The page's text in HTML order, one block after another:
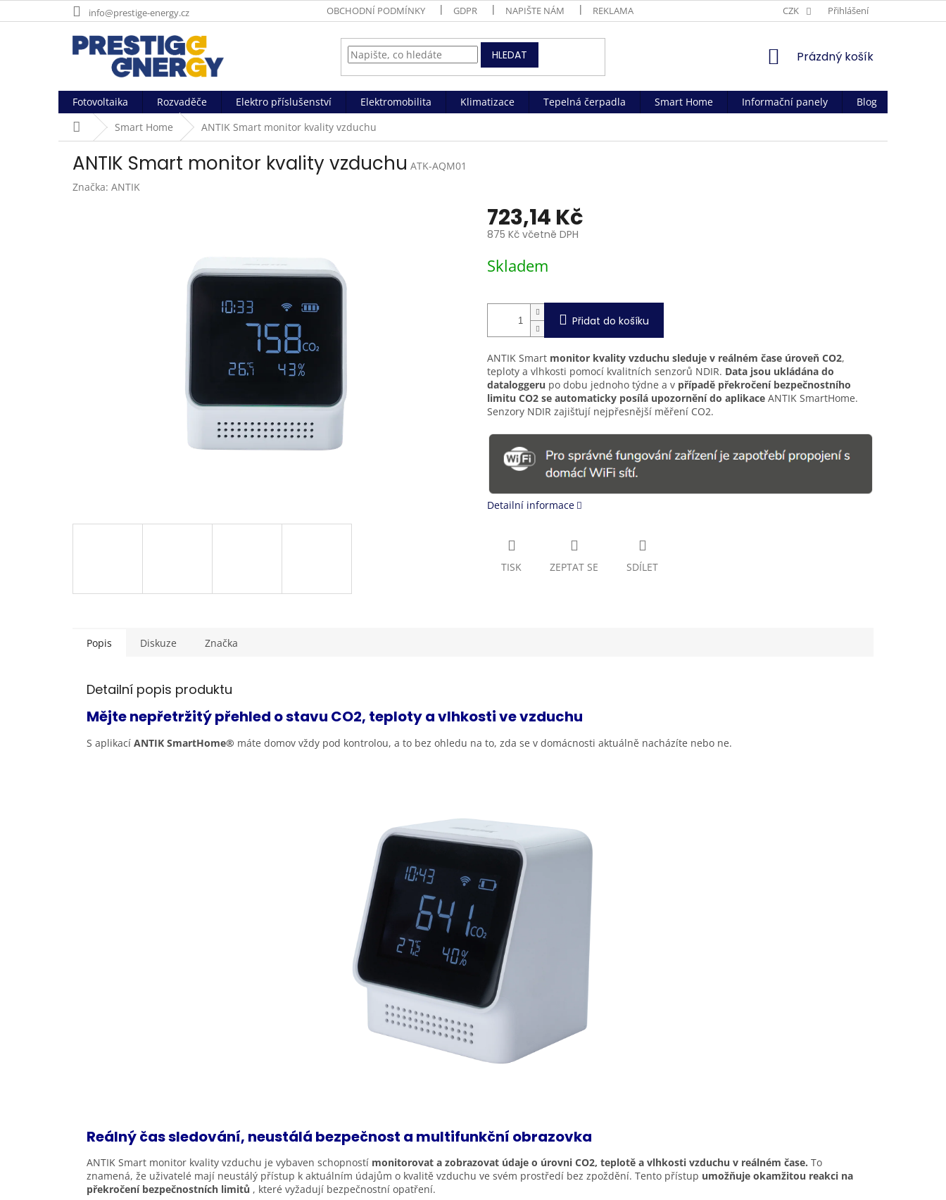
na
info@prestige-energy.cz OBCHODNÍ PODMÍNKY GDPR NAPIŠTE NÁM REKLAMAČNÍ PODMÍNKY CZK Přihlášení
HLEDAT
NÁKUPNÍ
Prázdný košík
Fotovoltaika Rozvaděče Elektro příslušenství Elektromobilita Klimatizace Tepelná čerpadla Smart Home Informační panely Blog
Domů Smart Home ANTIK Smart monitor kvality vzduchu
ANTIK Smart monitor kvality vzduchu ATK-AQM01
Značka: ANTIK
723,14 Kč
875 Kč včetně DPH
cena:
Skladem
Přidat do košíku
ANTIK Smart monitor kvality vzduchu sleduje v reálném čase úroveň CO2,
teploty a vlhkosti pomocí kvalitních senzorů NDIR. Data jsou ukládána do
dataloggeru po dobu jednoho týdne a v případě překročení bezpečnostního
limitu CO2 se automaticky posílá upozornění do aplikace ANTIK SmartHome.
Senzory NDIR zajišťují nejpřesnější měření CO2.
Detailní informace
TISK ZEPTAT SE SDÍLET
Popis Diskuze Značka
Detailní popis produktu
Mějte nepřetržitý přehled o stavu CO2, teploty a vlhkosti vevzduchu
S aplikací ANTIK SmartHome® máte domov vždy pod kontrolou, a to bez ohledu na to, zda se v domácnosti aktuálně nacházíte nebo ne.
Reálný čas sledování, neustálá bezpečnost a multifunkční obrazovka
ANTIK Smart monitor kvality vzduchu je vybaven schopností monitorovat a zobrazovat údaje o úrovni CO2, teplotě a vlhkosti vzduchu v reálném čase. To
znamená, že uživatelé mají neustálý přístup k aktuálním údajům o kvalitě vzduchu ve svém prostředí bez zpoždění. Tento přístup umožňuje okamžitou reakci na
překročení bezpečnostních limitů , které vyžadují bezpečnostní opatření.